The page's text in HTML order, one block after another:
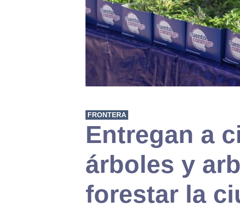
FRONTERA
Entregan a
árboles y
forestar la